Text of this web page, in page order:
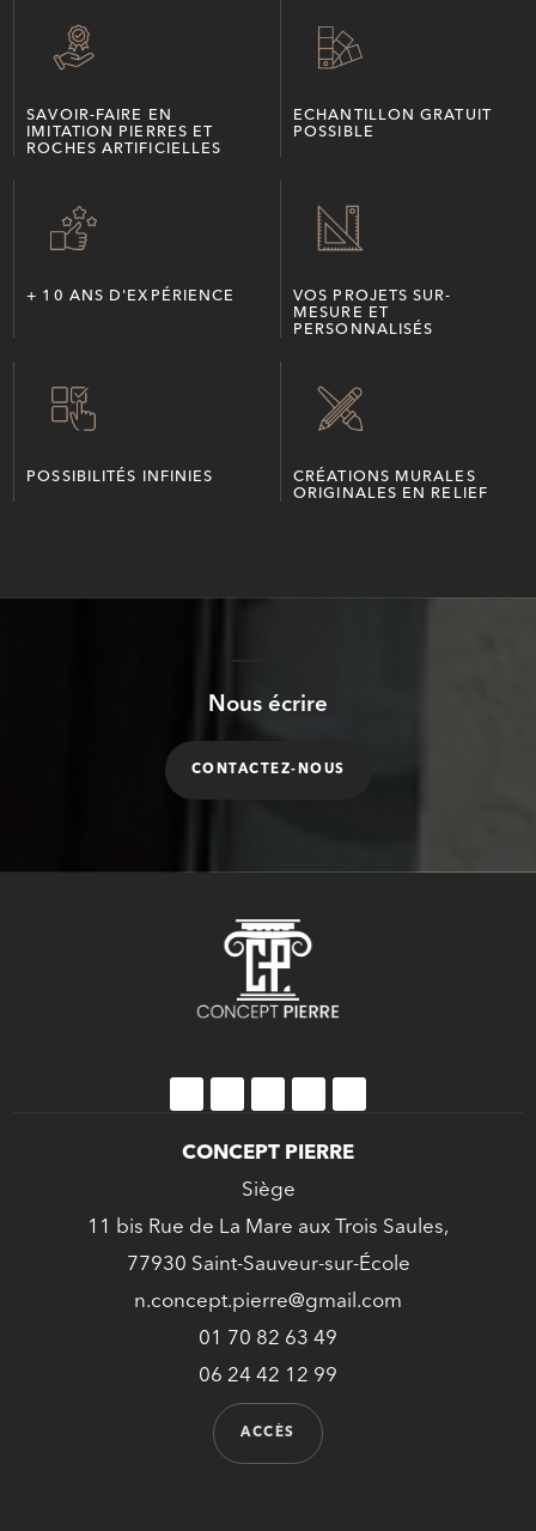
SAVOIR-FAIRE EN
IMITATION PIERRES ET
ROCHES ARTIFICIELLES
ECHANTILLON GRATUIT
POSSIBLE
+ 10 ANS D'EXPÉRIENCE VOS PROJETS SUR-
MESURE ET
PERSONNALISÉS
POSSIBILITÉS INFINIES CRÉATIONS MURALES
ORIGINALES EN RELIEF
Nous écrire
CONTACTEZ-NOUS
CONCEPT PIERRE
Siège
11 bis Rue de La Mare aux Trois Saules,
77930 Saint-Sauveur-sur-École
n.concept.pierre@gmail.com
01 70 82 63 49
06 24 42 12 99
ACCÈS